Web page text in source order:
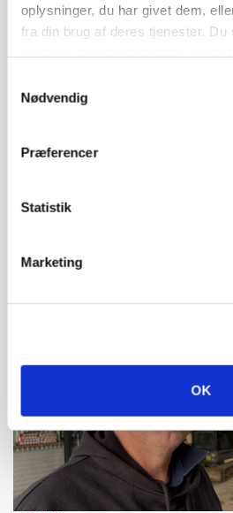
oplysninger, du har givet dem,
fra din brug af deres tjenester.
Nødvendig
Præferencer
Statistik
Marketing
OK